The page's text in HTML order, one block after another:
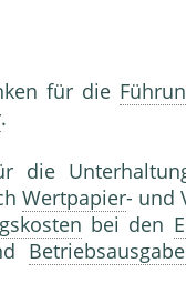
für die
.
die
Wertpapier- und
bei den